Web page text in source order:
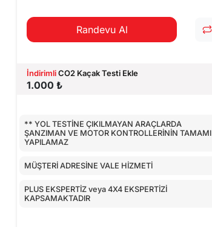
Randevu Al
İndirimliCO2 Kaçak Testi Ekle
1.000 ₺
** YOL TESTİNE ÇIKILMAYAN ARAÇLARDA
ŞANZIMAN VE MOTOR KONTROLLERİNİN TAMAMI
YAPILAMAZ
MÜŞTERİ ADRESİNE VALE HİZMETİ
PLUS EKSPERTİZ veya 4X4 EKSPERTİZİ
KAPSAMAKTADIR